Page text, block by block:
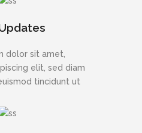
dolor sit amet,
elit, sed diam
tincidunt ut